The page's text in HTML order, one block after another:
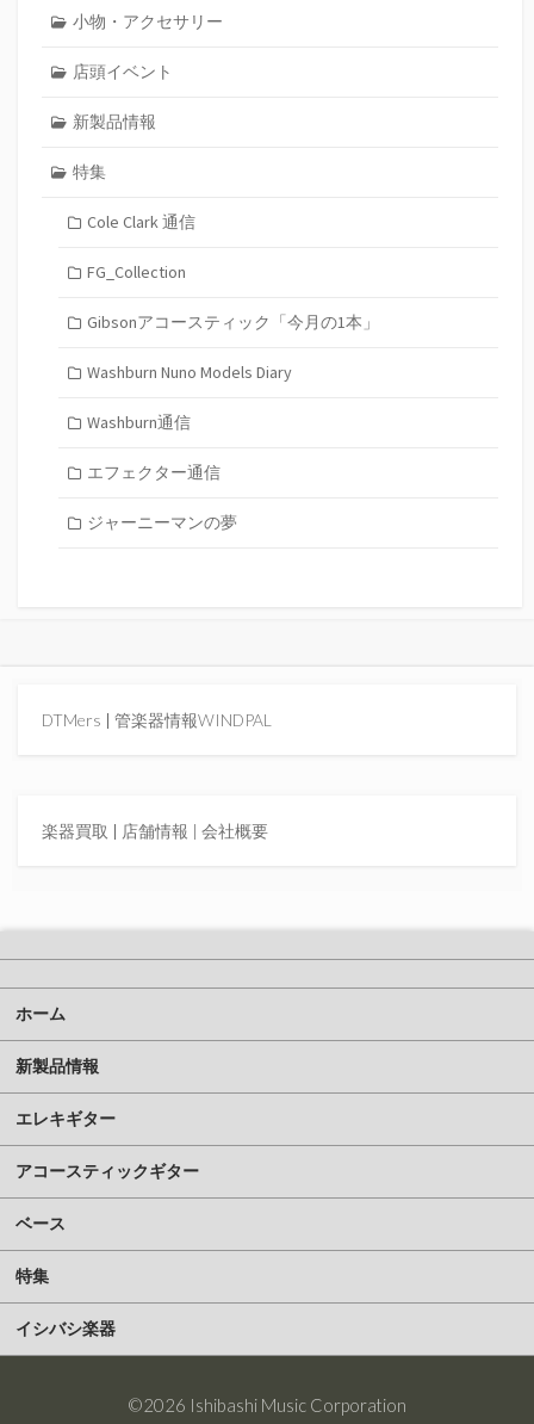
小物・アクセサリー
店頭イベント
新製品情報
特集
Cole Clark 通信
FG_Collection
Gibsonアコースティック「今月の1本」
Washburn Nuno Models Diary
Washburn通信
エフェクター通信
ジャーニーマンの夢
DTMers | 管楽器情報WINDPAL
楽器買取 | 店舗情報 | 会社概要
ホーム
新製品情報
エレキギター
アコースティックギター
ベース
特集
イシバシ楽器
©2026 Ishibashi Music Corporation